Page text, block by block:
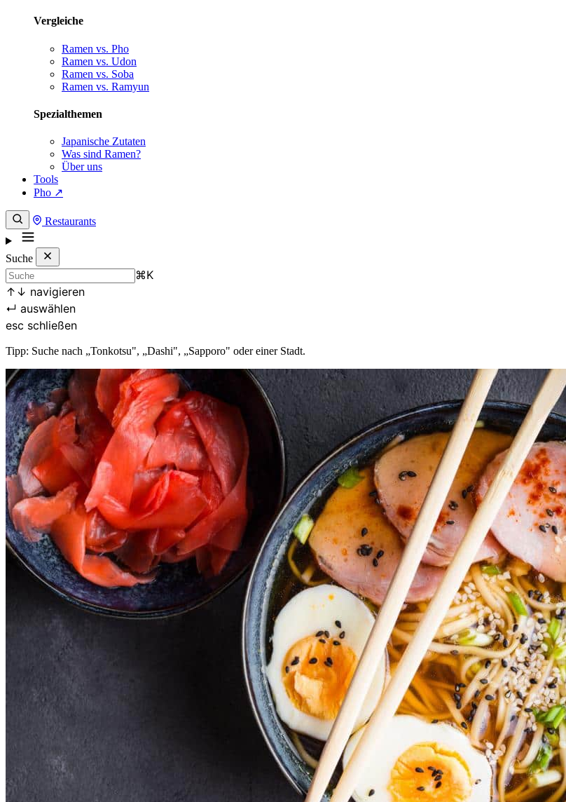
Vergleiche
Ramen vs. Pho
Ramen vs. Udon
Ramen vs. Soba
Ramen vs. Ramyun
Spezialthemen
Japanische Zutaten
Was sind Ramen?
Über uns
Tools
Pho ↗
Restaurants
Suche
⌘K
↑ ↓ navigieren
↵ auswählen
esc schließen
Tipp: Suche nach „Tonkotsu", „Dashi", „Sapporo" oder einer Stadt.